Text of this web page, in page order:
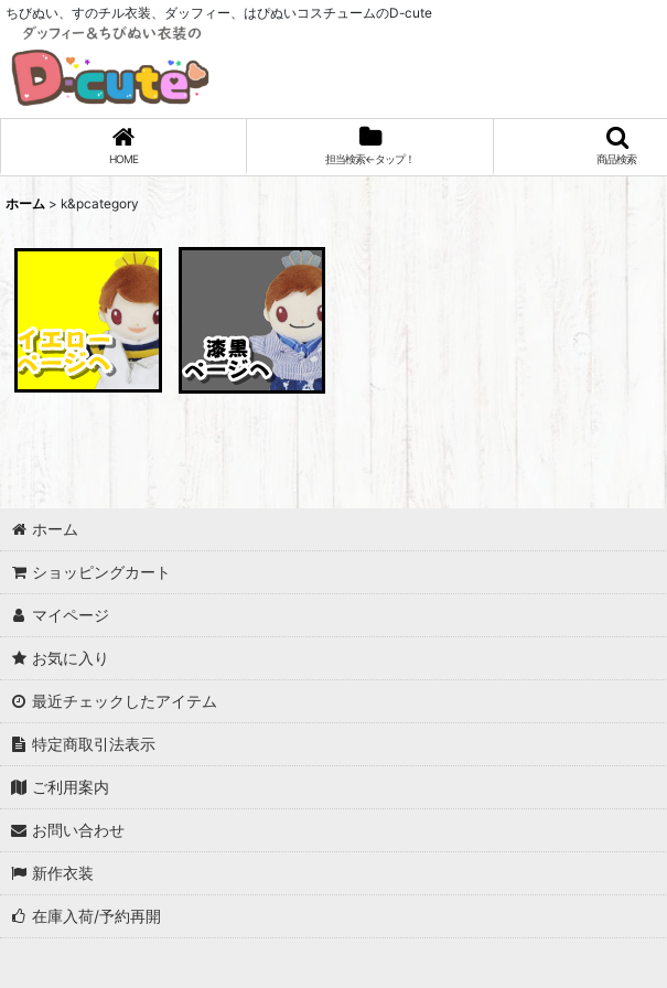
ちびぬい、すのチル衣装、ダッフィー、はぴぬいコスチュームのD-cute
HOME 担当検索←タップ！ 商品検索
ホーム > k&pcategory
ホーム
ショッピングカート
マイページ
お気に入り
最近チェックしたアイテム
特定商取引法表示
ご利用案内
お問い合わせ
新作衣装
在庫入荷/予約再開